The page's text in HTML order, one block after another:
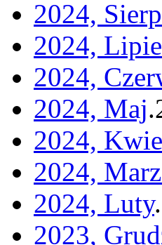
2024,
2024,
2024,
2024, Maj.
2024,
2024,
2024, Luty.
2023,